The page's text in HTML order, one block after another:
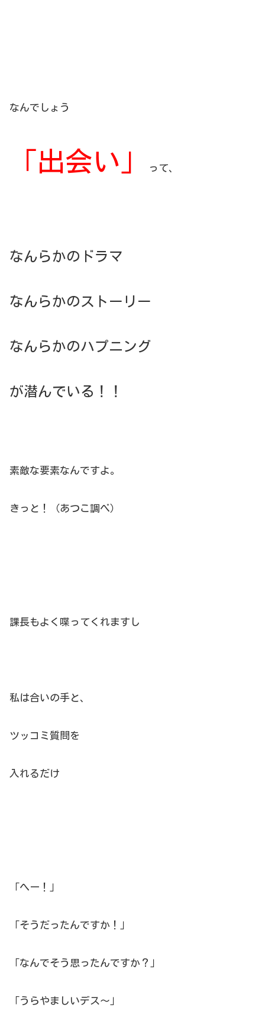
なんでしょう
「出会い」 って、
なんらかのドラマ
なんらかのストーリー
なんらかのハプニング
が潜んでいる！！
素敵な要素なんですよ。
きっと！（あつこ調べ）
課長もよく喋ってくれますし
私は合いの手と、
ツッコミ質問を
入れるだけ
「へー！」
「そうだったんですか！」
「なんでそう思ったんですか？」
「うらやましいデス～」